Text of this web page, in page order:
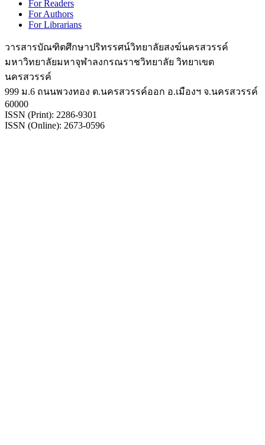
For Readers
For Authors
For Librarians
วารสารบัณฑิตศึกษาปริทรรศน์วิทยาลัยสงฆ์นครสวรรค์
มหาวิทยาลัยมหาจุฬาลงกรณราชวิทยาลัย วิทยาเขต
นครสวรรค์
999 ม.6 ถนนพวงทอง ต.นครสวรรค์ออก อ.เมืองฯ จ.นครสวรรค์
60000
ISSN (Print): 2286-9301
ISSN (Online): 2673-0596